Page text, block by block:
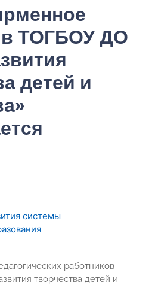
в ТОГБОУ ДО
детей и
системы
работников
творчества детей и